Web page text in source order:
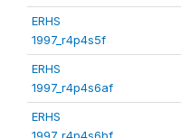
ERHS
1997_r4p4s5f
ERHS
1997_r4p4s6af
ERHS
1997_r4p4s6bf